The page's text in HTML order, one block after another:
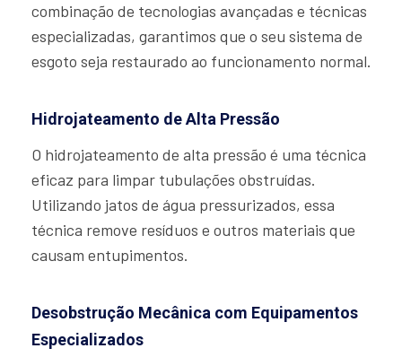
combinação de tecnologias avançadas e técnicas
especializadas, garantimos que o seu sistema de
esgoto seja restaurado ao funcionamento normal.
Hidrojateamento de Alta Pressão
O hidrojateamento de alta pressão é uma técnica
eficaz para limpar tubulações obstruídas.
Utilizando jatos de água pressurizados, essa
técnica remove resíduos e outros materiais que
causam entupimentos.
Desobstrução Mecânica com Equipamentos
Especializados